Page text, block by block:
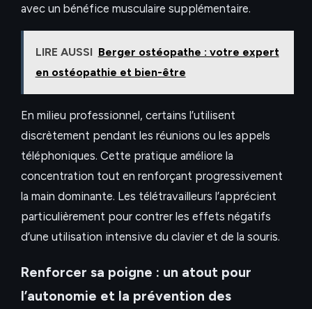
avec un bénéfice musculaire supplémentaire.
LIRE AUSSI Berger ostéopathe : votre expert
en ostéopathie et bien-être
En milieu professionnel, certains l’utilisent
discrètement pendant les réunions ou les appels
téléphoniques. Cette pratique améliore la
concentration tout en renforçant progressivement
la main dominante. Les télétravailleurs l’apprécient
particulièrement pour contrer les effets négatifs
d’une utilisation intensive du clavier et de la souris.
Renforcer sa poigne : un atout pour
l’autonomie et la prévention des